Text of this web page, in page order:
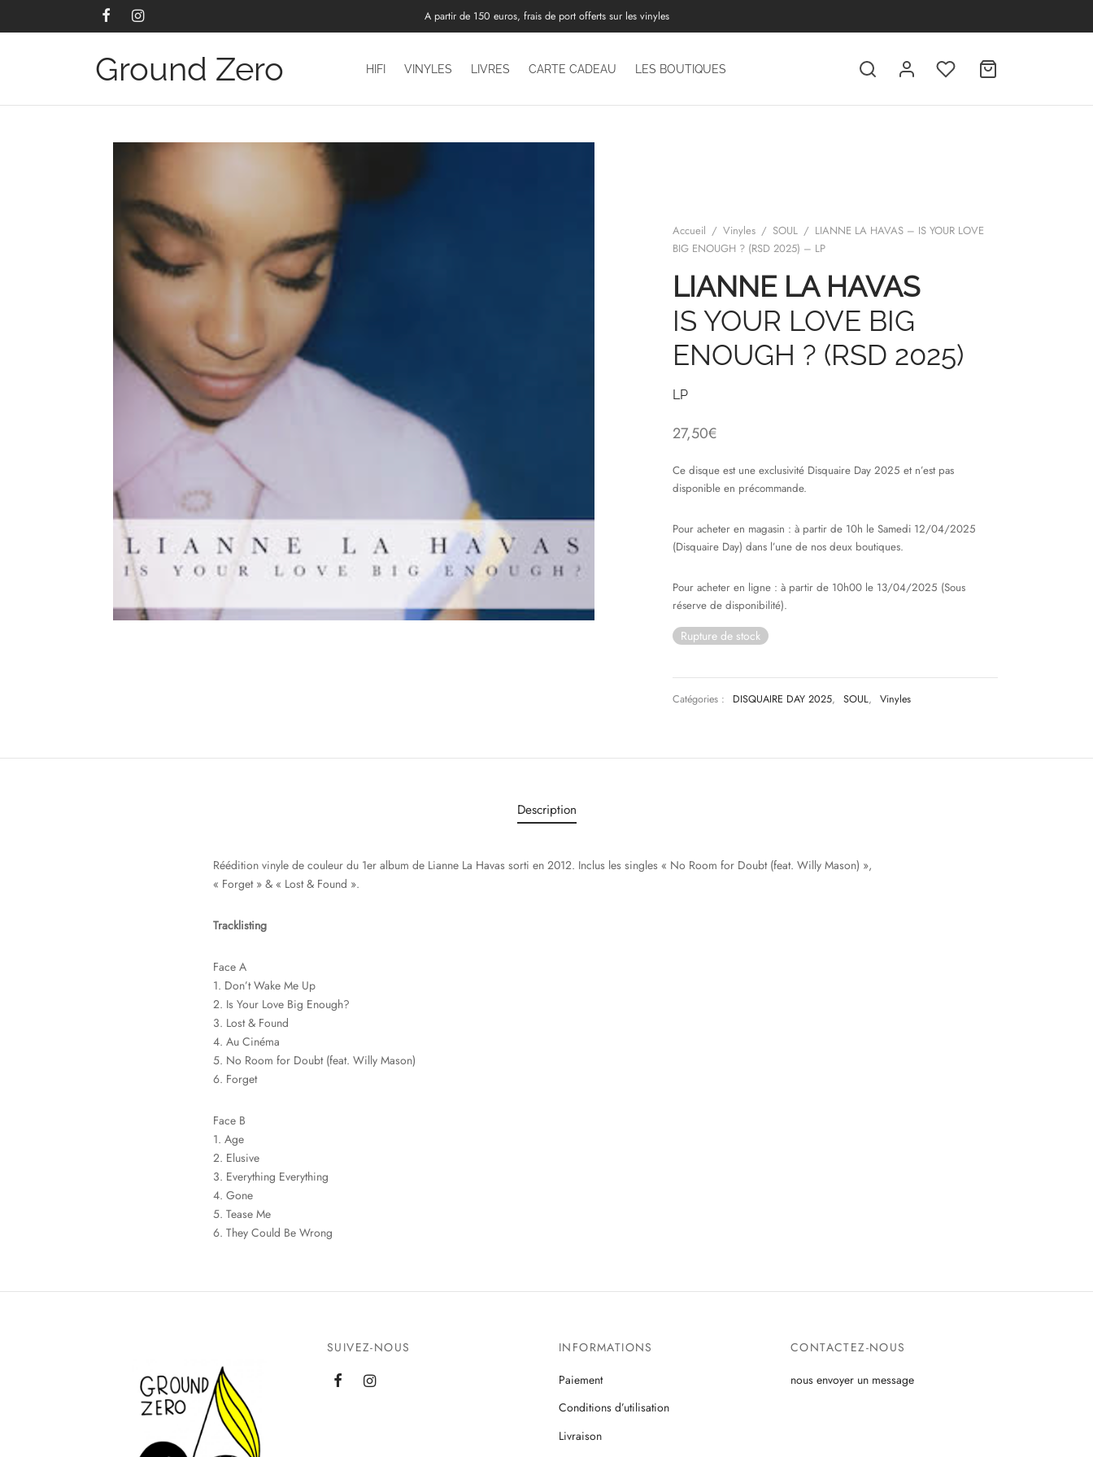
A partir de 150 euros, frais de port offerts sur les vinyles
Ground Zero HIFI VINYLES LIVRES CARTE CADEAU LES BOUTIQUES
Accueil / Vinyles / SOUL / LIANNE LA HAVAS – IS YOUR LOVE
BIG ENOUGH ? (RSD 2025) – LP
LIANNE LA HAVAS
IS YOUR LOVE BIG
ENOUGH ? (RSD 2025)
LP
27,50€
Ce disque est une exclusivité Disquaire Day 2025 et n’est pas
disponible en précommande.
Pour acheter en magasin : à partir de 10h le Samedi 12/04/2025
(Disquaire Day) dans l’une de nos deux boutiques.
Pour acheter en ligne : à partir de 10h00 le 13/04/2025 (Sous
réserve de disponibilité).
Rupture de stock
Catégories : DISQUAIRE DAY 2025, SOUL, Vinyles
Description
Réédition vinyle de couleur du 1er album de Lianne La Havas sorti en 2012. Inclus les singles « No Room for Doubt (feat. Willy Mason) »,
« Forget » & « Lost & Found ».
Tracklisting
Face A
1. Don’t Wake Me Up
2. Is Your Love Big Enough?
3. Lost & Found
4. Au Cinéma
5. No Room for Doubt (feat. Willy Mason)
6. Forget
Face B
1. Age
2. Elusive
3. Everything Everything
4. Gone
5. Tease Me
6. They Could Be Wrong
SUIVEZ-NOUS INFORMATIONS
Paiement
Conditions d’utilisation
Livraison
CONTACTEZ-NOUS
nous envoyer un message